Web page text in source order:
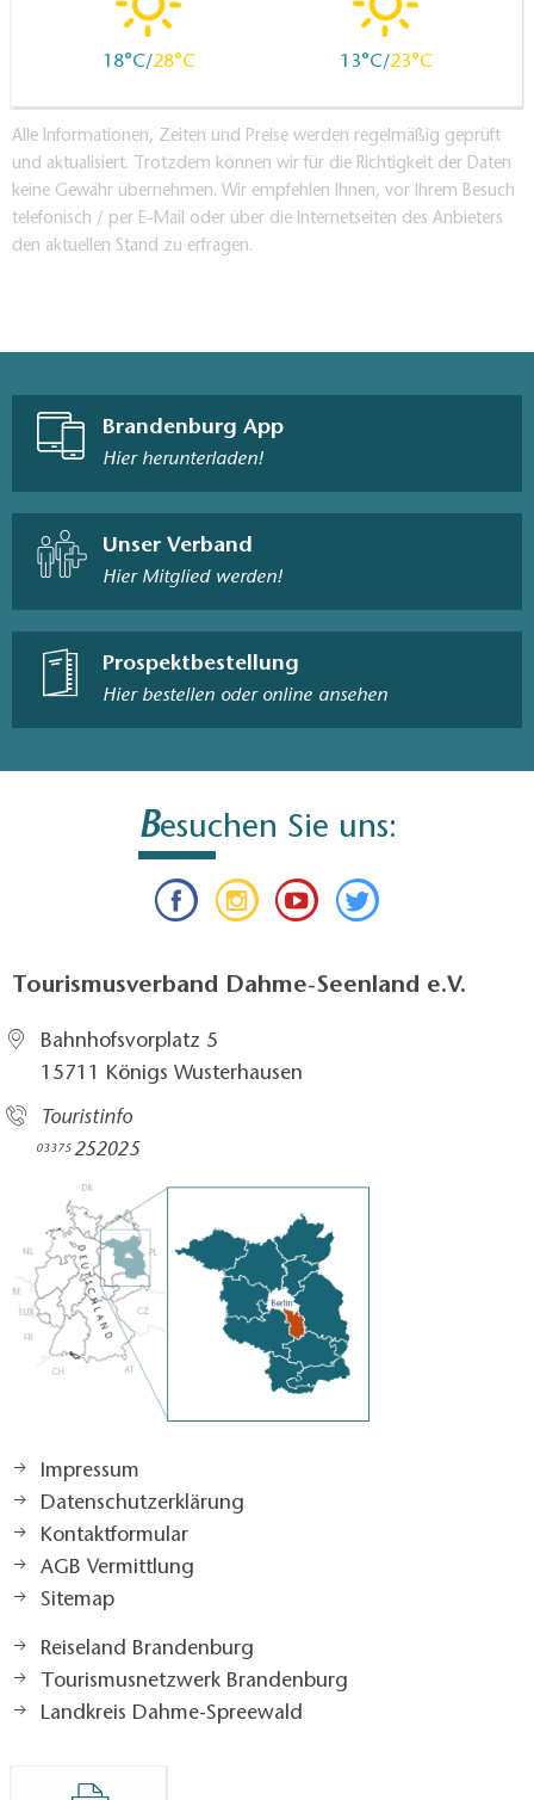
18 28 13 23
Alle Informationen, Zeiten und Preise werden regelmäßig geprüft
und aktualisiert. Trotzdem können wir für die Richtigkeit der Daten
keine Gewähr übernehmen. Wir empfehlen Ihnen, vor Ihrem Besuch
telefonisch / per E-Mail oder über die Internetseiten des Anbieters
den aktuellen Stand zu erfragen.
Brandenburg App
Hier herunterladen!
Unser Verband
Hier Mitglied werden!
Prospektbestellung
Hier bestellen oder online ansehen
Besuchen Sie uns:
Tourismusverband Dahme-Seenland e.V.
Bahnhofsvorplatz 5​
15711 Königs Wusterhausen
Touristinfo
03375252025​
Impressum
Datenschutzerklärung
Kontaktformular
AGB Vermittlung
Sitemap
Reiseland Brandenburg
Tourismusnetzwerk Brandenburg
Landkreis Dahme-Spreewald